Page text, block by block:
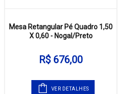
Mesa Retangular Pé Quadro 1,50
X 0,60 - Nogal/Preto
R$ 676,00
VER DETALHES